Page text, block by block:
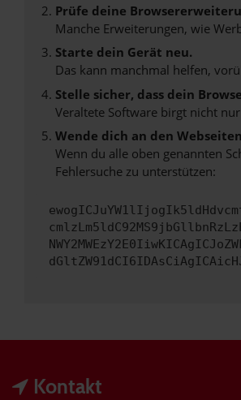
Prüfe deine
Manche Erweiterungen, wie
Starte dein Gerät neu.
Das kann manchmal helfen,
Stelle sicher, dass dein
Veraltete Software birgt nicht
Wende dich an den
Wenn du alle oben genannten
Fehlersuche zu unterstützen:
Kontakt